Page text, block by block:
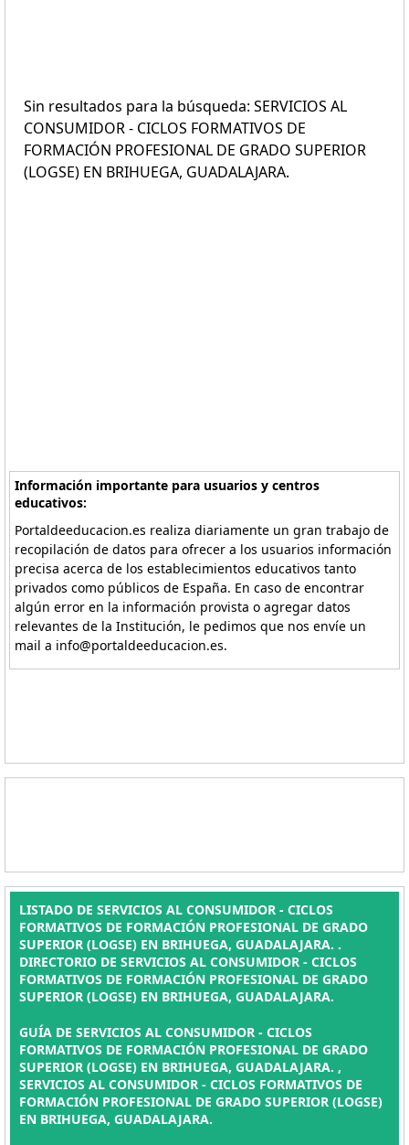
Sin resultados para la búsqueda: SERVICIOS AL
CONSUMIDOR - CICLOS FORMATIVOS DE
FORMACIÓN PROFESIONAL DE GRADO SUPERIOR
(LOGSE) EN BRIHUEGA, GUADALAJARA.
Información importante para usuarios y centros
educativos:
Portaldeeducacion.es realiza diariamente un gran trabajo de
recopilación de datos para ofrecer a los usuarios información
precisa acerca de los establecimientos educativos tanto
privados como públicos de España. En caso de encontrar
algún error en la información provista o agregar datos
relevantes de la Institución, le pedimos que nos envíe un
mail a info@portaldeeducacion.es.
LISTADO DE SERVICIOS AL CONSUMIDOR - CICLOS
FORMATIVOS DE FORMACIÓN PROFESIONAL DE GRADO
SUPERIOR (LOGSE) EN BRIHUEGA, GUADALAJARA. .
DIRECTORIO DE SERVICIOS AL CONSUMIDOR - CICLOS
FORMATIVOS DE FORMACIÓN PROFESIONAL DE GRADO
SUPERIOR (LOGSE) EN BRIHUEGA, GUADALAJARA.
GUÍA DE SERVICIOS AL CONSUMIDOR - CICLOS
FORMATIVOS DE FORMACIÓN PROFESIONAL DE GRADO
SUPERIOR (LOGSE) EN BRIHUEGA, GUADALAJARA. ,
SERVICIOS AL CONSUMIDOR - CICLOS FORMATIVOS DE
FORMACIÓN PROFESIONAL DE GRADO SUPERIOR (LOGSE)
EN BRIHUEGA, GUADALAJARA.